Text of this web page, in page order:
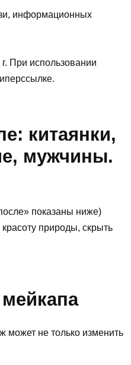
информационных
При использовании
китаянки,
мужчины.
показаны ниже)
природы, скрыть
может не только изменить